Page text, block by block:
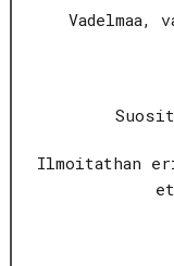
Vadelmaa,
Ilmoitathan